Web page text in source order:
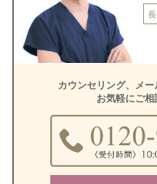
カウンセリング、メー
お気軽にご相